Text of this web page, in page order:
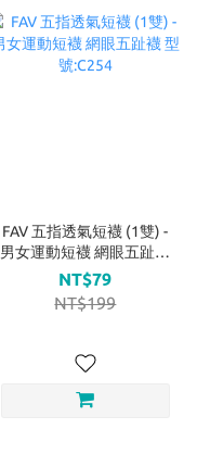
FAV 五指透氣短襪 (1雙) -
男女運動短襪 網眼五趾襪
型號:C254
NT$79
NT$199